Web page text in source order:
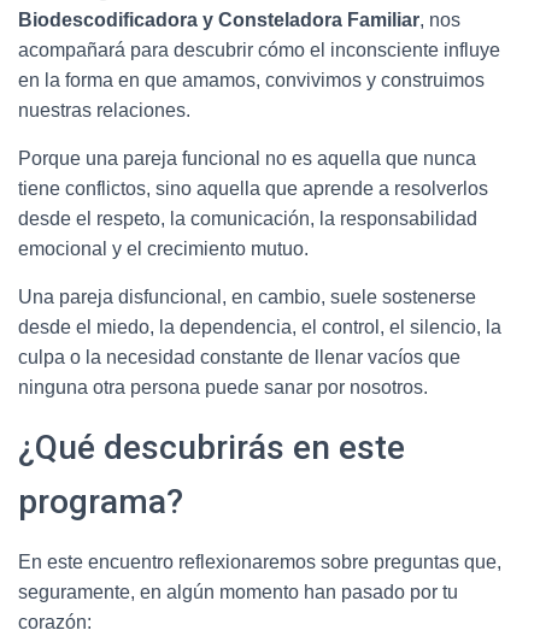
Biodescodificadora y Consteladora Familiar, nos
acompañará para descubrir cómo el inconsciente influye
en la forma en que amamos, convivimos y construimos
nuestras relaciones.
Porque una pareja funcional no es aquella que nunca
tiene conflictos, sino aquella que aprende a resolverlos
desde el respeto, la comunicación, la responsabilidad
emocional y el crecimiento mutuo.
Una pareja disfuncional, en cambio, suele sostenerse
desde el miedo, la dependencia, el control, el silencio, la
culpa o la necesidad constante de llenar vacíos que
ninguna otra persona puede sanar por nosotros.
¿Qué descubrirás en este
programa?
En este encuentro reflexionaremos sobre preguntas que,
seguramente, en algún momento han pasado por tu
corazón: